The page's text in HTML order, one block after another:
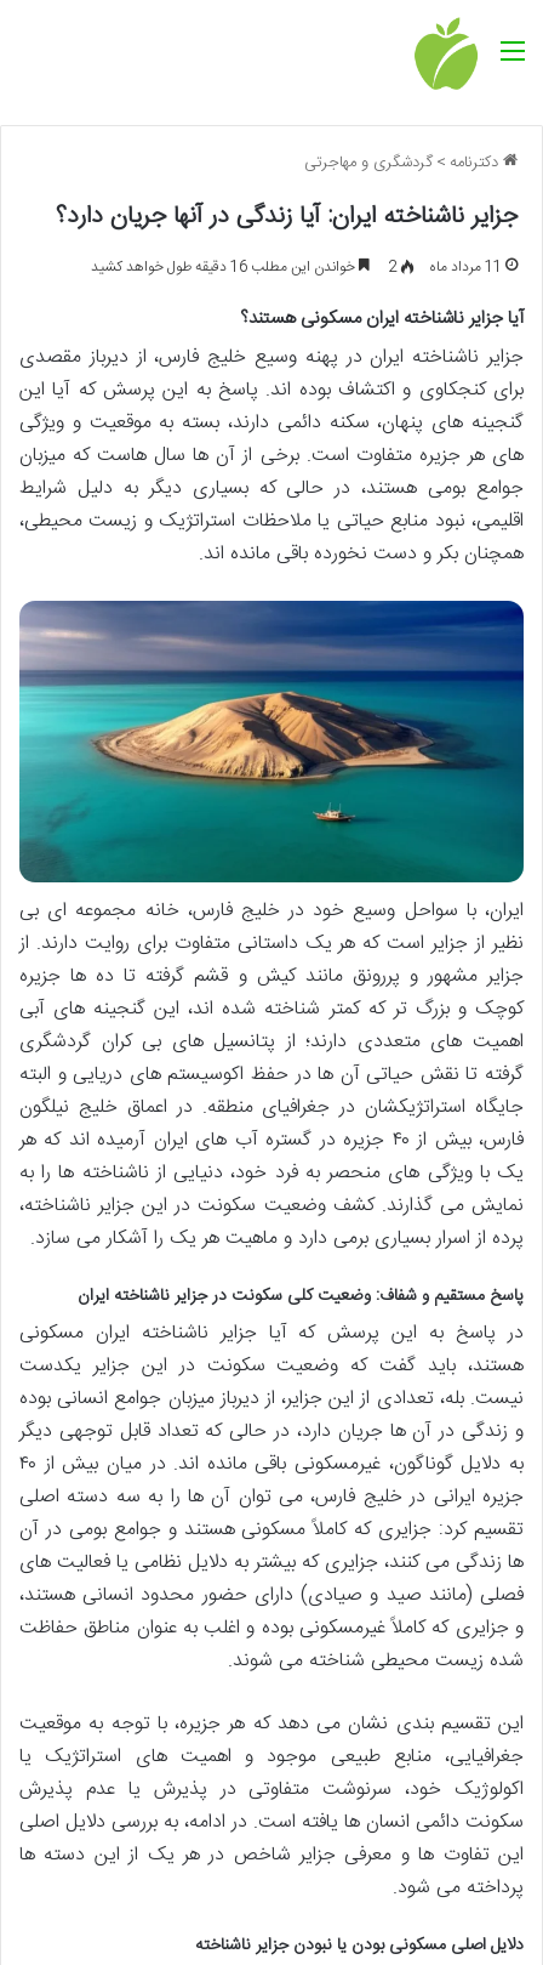
منو
دکترنامه >گردشگری و مهاجرتی
جزایر ناشناخته ایران: آیا زندگی در آنها جریان دارد؟
11 مرداد ماه 2 خواندن این مطلب 16 دقیقه طول خواهد کشید
آیا جزایر ناشناخته ایران مسکونی هستند؟
جزایر ناشناخته ایران در پهنه وسیع خلیج فارس، از دیرباز مقصدی
برای کنجکاوی و اکتشاف بوده اند. پاسخ به این پرسش که آیا این
گنجینه های پنهان، سکنه دائمی دارند، بسته به موقعیت و ویژگی
های هر جزیره متفاوت است. برخی از آن ها سال هاست که میزبان
جوامع بومی هستند، در حالی که بسیاری دیگر به دلیل شرایط
اقلیمی، نبود منابع حیاتی یا ملاحظات استراتژیک و زیست محیطی،
همچنان بکر و دست نخورده باقی مانده اند.
ایران، با سواحل وسیع خود در خلیج فارس، خانه مجموعه ای بی
نظیر از جزایر است که هر یک داستانی متفاوت برای روایت دارند. از
جزایر مشهور و پررونق مانند کیش و قشم گرفته تا ده ها جزیره
کوچک و بزرگ تر که کمتر شناخته شده اند، این گنجینه های آبی
اهمیت های متعددی دارند؛ از پتانسیل های بی کران گردشگری
گرفته تا نقش حیاتی آن ها در حفظ اکوسیستم های دریایی و البته
جایگاه استراتژیکشان در جغرافیای منطقه. در اعماق خلیج نیلگون
فارس، بیش از ۴۰ جزیره در گستره آب های ایران آرمیده اند که هر
یک با ویژگی های منحصر به فرد خود، دنیایی از ناشناخته ها را به
نمایش می گذارند. کشف وضعیت سکونت در این جزایر ناشناخته،
پرده از اسرار بسیاری برمی دارد و ماهیت هر یک را آشکار می سازد.
پاسخ مستقیم و شفاف: وضعیت کلی سکونت در جزایر ناشناخته ایران
در پاسخ به این پرسش که آیا جزایر ناشناخته ایران مسکونی
هستند، باید گفت که وضعیت سکونت در این جزایر یکدست
نیست. بله، تعدادی از این جزایر، از دیرباز میزبان جوامع انسانی بوده
و زندگی در آن ها جریان دارد، در حالی که تعداد قابل توجهی دیگر
به دلایل گوناگون، غیرمسکونی باقی مانده اند. در میان بیش از ۴۰
جزیره ایرانی در خلیج فارس، می توان آن ها را به سه دسته اصلی
تقسیم کرد: جزایری که کاملاً مسکونی هستند و جوامع بومی در آن
ها زندگی می کنند، جزایری که بیشتر به دلایل نظامی یا فعالیت های
فصلی (مانند صید و صیادی) دارای حضور محدود انسانی هستند،
و جزایری که کاملاً غیرمسکونی بوده و اغلب به عنوان مناطق حفاظت
شده زیست محیطی شناخته می شوند.
این تقسیم بندی نشان می دهد که هر جزیره، با توجه به موقعیت
جغرافیایی، منابع طبیعی موجود و اهمیت های استراتژیک یا
اکولوژیک خود، سرنوشت متفاوتی در پذیرش یا عدم پذیرش
سکونت دائمی انسان ها یافته است. در ادامه، به بررسی دلایل اصلی
این تفاوت ها و معرفی جزایر شاخص در هر یک از این دسته ها
پرداخته می شود.
دلایل اصلی مسکونی بودن یا نبودن جزایر ناشناخته